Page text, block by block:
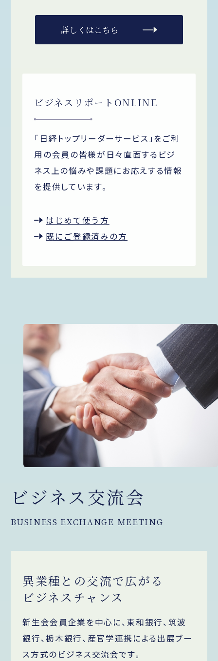
詳しくはこちら
ビジネスリポートONLINE
「日経トップリーダーサービス」をご利
用の会員の皆様が日々直面するビジ
ネス上の悩みや課題にお応えする情報
を提供しています。
はじめて使う方
既にご登録済みの方
ビジネス交流会
BUSINESS EXCHANGE MEETING
異業種との交流で広がる
ビジネスチャンス
新生会会員企業を中心に、東和銀行、筑波
銀行、栃木銀行、産官学連携による出展ブー
ス方式のビジネス交流会です。